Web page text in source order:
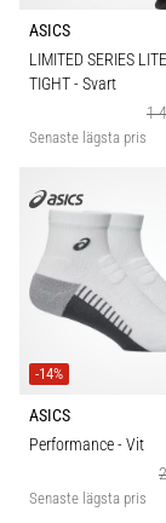
ASICS
LIMITED SERIES
TIGHT- Svart
1
Senaste lägsta pris
-14%
ASICS
Performance- Vit
Senaste lägsta pris